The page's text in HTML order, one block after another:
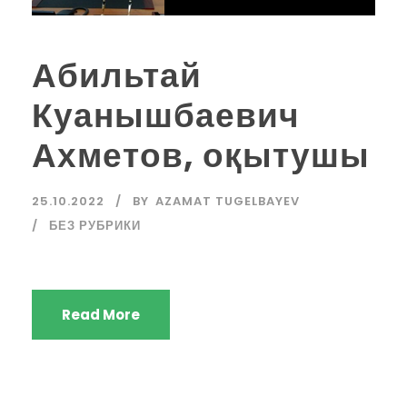
Абильтай
Куанышбаевич
Ахметов, оқытушы
25.10.2022 BY AZAMAT TUGELBAYEV
БЕЗ РУБРИКИ
Read More